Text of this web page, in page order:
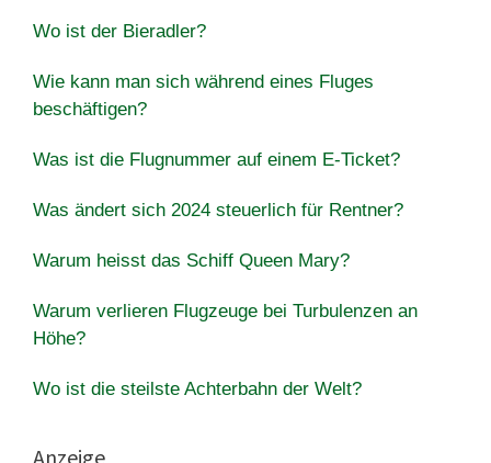
Wo ist der Bieradler?
Wie kann man sich während eines Fluges
beschäftigen?
Was ist die Flugnummer auf einem E-Ticket?
Was ändert sich 2024 steuerlich für Rentner?
Warum heisst das Schiff Queen Mary?
Warum verlieren Flugzeuge bei Turbulenzen an
Höhe?
Wo ist die steilste Achterbahn der Welt?
Anzeige